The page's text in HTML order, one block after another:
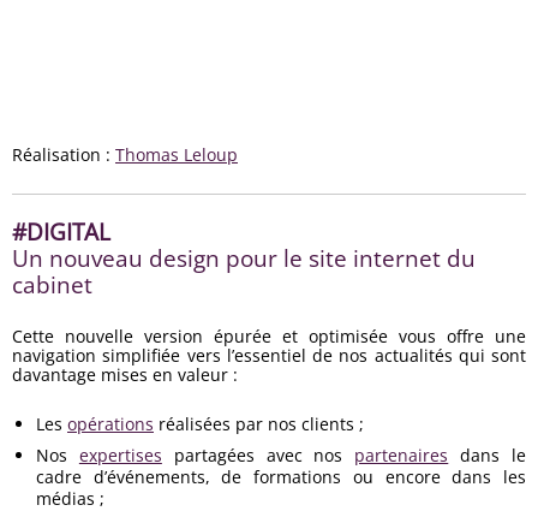
Réalisation : Thomas Leloup
#DIGITAL
Un nouveau design pour le site internet du
cabinet
Cette nouvelle version épurée et optimisée vous offre une
navigation simplifiée vers l’essentiel de nos actualités qui sont
davantage mises en valeur :
Les opérations réalisées par nos clients ;
Nos expertises partagées avec nos partenaires dans le
cadre d’événements, de formations ou encore dans les
médias ;